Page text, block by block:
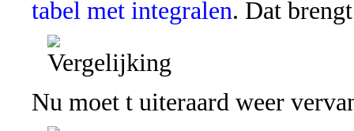
tabel met integralen. Dat
Nu moet t uiteraard weer